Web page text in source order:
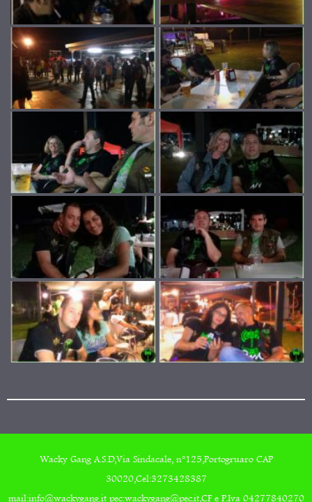
Wacky Gang A.S.D,Via Sindacale, n°125,Portogruaro CAP
30020,Cel:3273428387
mail:info@wackygang.it pec:wackygang@pec.it,CF e P.Iva 04277840270